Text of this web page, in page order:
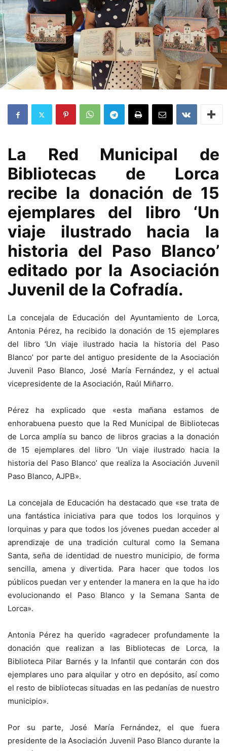
La Red Municipal de
Bibliotecas de Lorca
recibe la donación de 15
ejemplares del libro ‘Un
viaje ilustrado hacia la
historia del Paso Blanco’
editado por la Asociación
Juvenil de la Cofradía.
La concejala de Educación del Ayuntamiento de Lorca,
Antonia Pérez, ha recibido la donación de 15 ejemplares
del libro ‘Un viaje ilustrado hacia la historia del Paso
Blanco’ por parte del antiguo presidente de la Asociación
Juvenil Paso Blanco, José María Fernández, y el actual
vicepresidente de la Asociación, Raúl Miñarro.
Pérez ha explicado que «esta mañana estamos de
enhorabuena puesto que la Red Municipal de Bibliotecas
de Lorca amplía su banco de libros gracias a la donación
de 15 ejemplares del libro ‘Un viaje ilustrado hacia la
historia del Paso Blanco’ que realiza la Asociación Juvenil
Paso Blanco, AJPB».
La concejala de Educación ha destacado que «se trata de
una fantástica iniciativa para que todos los lorquinos y
lorquinas y para que todos los jóvenes puedan acceder al
aprendizaje de una tradición cultural como la Semana
Santa, seña de identidad de nuestro municipio, de forma
sencilla, amena y divertida. Para hacer que todos los
públicos puedan ver y entender la manera en la que ha ido
evolucionando el Paso Blanco y la Semana Santa de
Lorca».
Antonia Pérez ha querido «agradecer profundamente la
donación que realizan a las Bibliotecas de Lorca, la
Biblioteca Pilar Barnés y la Infantil que contarán con dos
ejemplares uno para alquilar y otro en depósito, así como
el resto de bibliotecas situadas en las pedanías de nuestro
municipio».
Por su parte, José María Fernández, el que fuera
presidente de la Asociación Juvenil Paso Blanco durante la